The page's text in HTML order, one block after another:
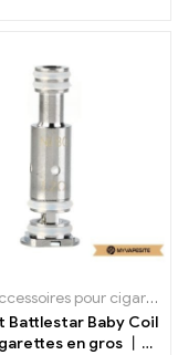
pour cigarettes électroniques
Battlestar Baby Coil
en gros 丨